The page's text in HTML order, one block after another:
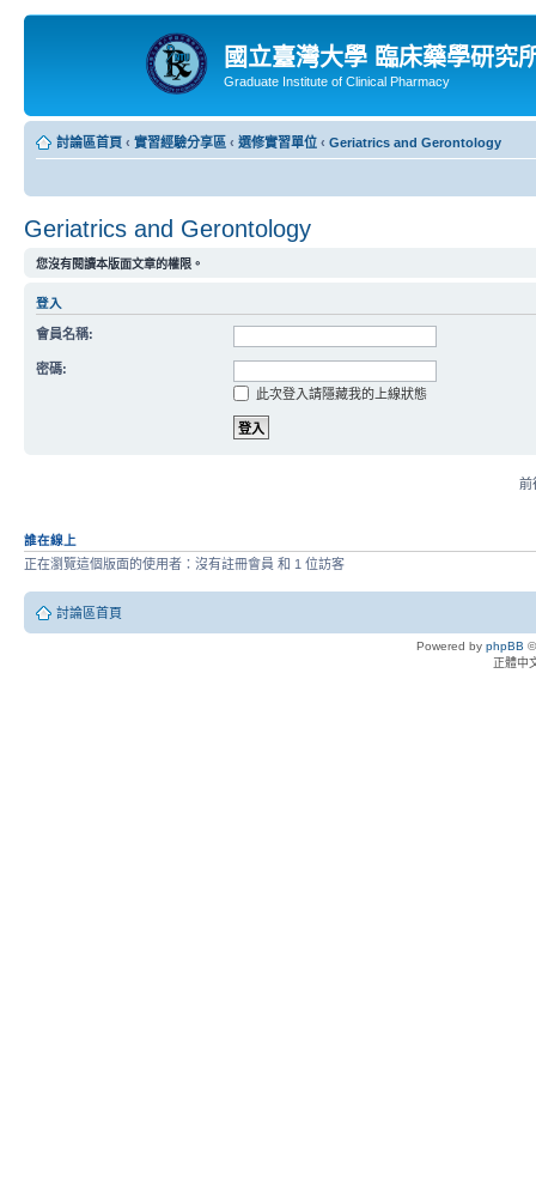
國立臺灣大學 臨床藥學研究
Graduate Institute of Clinical Pharmacy
討論區首頁 ‹ 實習經驗分享區 ‹ 選修實習單位 ‹ Geriatrics and Gerontology
Geriatrics and Gerontology
您沒有閱讀本版面文章的權限。
登入
會員名稱:
密碼:
此次登入請隱藏我的上線狀態
前
誰在線上
正在瀏覽這個版面的使用者：沒有註冊會員 和 1 位訪客
討論區首頁
Powered by phpBB
正體中